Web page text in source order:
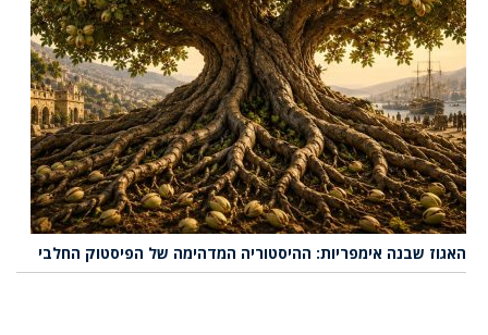
האגוז שבנה אימפריות: ההיסטוריה המדהימה של הפיסטוק החלבי